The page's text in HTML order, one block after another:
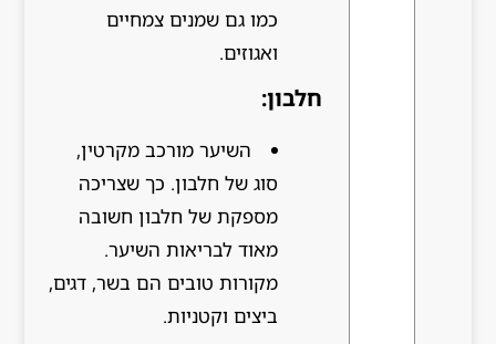
כמו גם שמנים צמחיים
ואגוזים.
חלבון:
השיער מורכב מקרטין,
סוג של חלבון. כך שצריכה
מספקת של חלבון חשובה
מאוד לבריאות השיער.
מקורות טובים הם בשר, דגים,
ביצים וקטניות.